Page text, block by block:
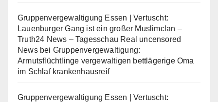
Gruppenvergewaltigung Essen | Vertuscht:
Lauenburger Gang ist ein großer Muslimclan –
Truth24 News – Tagesschau Real uncensored
Newsbei Gruppenvergewaltigung:
Armutsflüchtlinge vergewaltigen bettlägerige Oma
im Schlaf krankenhausreif
Gruppenvergewaltigung Essen | Vertuscht: